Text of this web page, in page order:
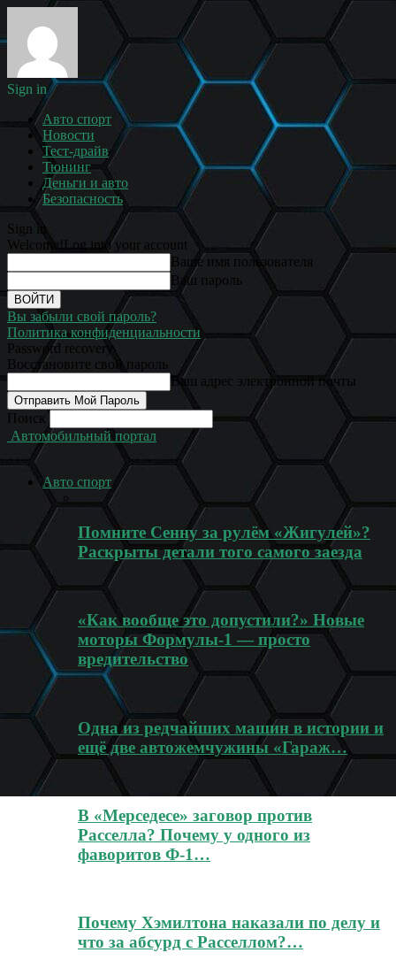
Sign in
Авто спорт
Новости
Тест-драйв
Тюнинг
Деньги и авто
Безопасность
Sign in
Welcome! Log into your account
Ваше имя пользователя
Ваш пароль
Вы забыли свой пароль?
Политика конфиденциальности
Password recovery
Восстановите свой пароль
Ваш адрес электронной почты
Поиск
Автомобильный портал
Авто спорт
Помните Сенну за рулём «Жигулей»?
Раскрыты детали того самого заезда
«Как вообще это допустили?» Новые
моторы Формулы-1 — просто
вредительство
Одна из редчайших машин в истории и
ещё две автожемчужины «Гараж…
В «Мерседесе» заговор против
Расселла? Почему у одного из
фаворитов Ф-1…
Почему Хэмилтона наказали по делу и
что за абсурд с Расселлом?…